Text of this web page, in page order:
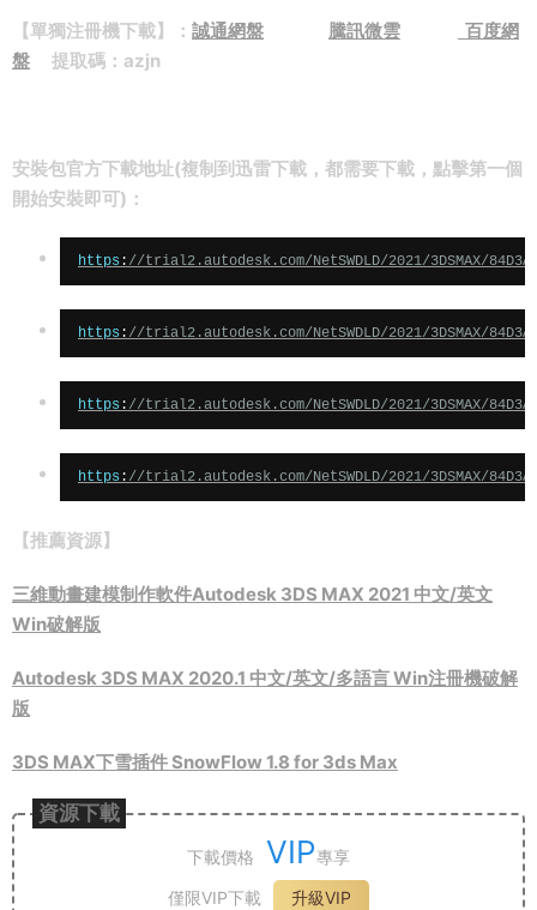
【單獨注冊機下載】： 誠通網盤 騰訊微雲
百度網
盤 提取碼：azjn
安裝包官方下載地址(複制到迅雷下載，都需要下載，點擊第一個
開始安裝即可)：
https : //trial2.autodesk.com/NetSWDLD/2021/3DSMAX/
https : //trial2.autodesk.com/NetSWDLD/2021/3DSMAX/
https : //trial2.autodesk.com/NetSWDLD/2021/3DSMAX/
https : //trial2.autodesk.com/NetSWDLD/2021/3DSMAX/
【推薦資源】
三維動畫建模制作軟件Autodesk 3DS MAX 2021 中文/英文
Win破解版
Autodesk 3DS MAX 2020.1 中文/英文/多語言 Win注冊機破解
版
3DS MAX下雪插件 SnowFlow 1.8 for 3ds Max
資源下載
下載價格 VIP專享
僅限VIP下載
升級VIP